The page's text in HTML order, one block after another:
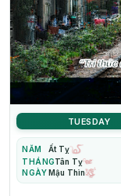
“Tri thức
TUESDAY
NĂM
Ất Tỵ
THÁNGTân Tỵ
NGÀYMậu Thìn